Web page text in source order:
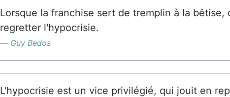
Lorsque la franchise sert de tremplin à la bêtise,
regretter l'hypocrisie.
Guy Bedos
L'hypocrisie est un vice privilégié, qui jouit en